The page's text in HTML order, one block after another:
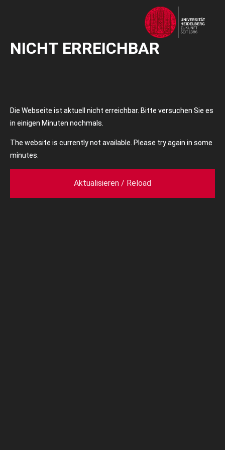
NICHT ERREICHBAR
Die Webseite ist aktuell nicht erreichbar. Bitte versuchen Sie es
in einigen Minuten nochmals.
The website is currently not available. Please try again in some
minutes.
Aktualisieren / Reload